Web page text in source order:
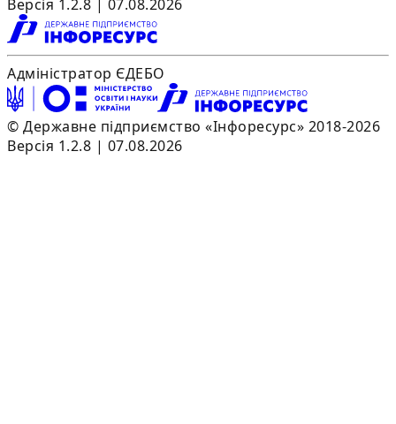
Версія 1.2.8 | 07.08.2026
Адміністратор ЄДЕБО
© Державне підприємство «Інфоресурс» 2018-2026
Версія 1.2.8 | 07.08.2026